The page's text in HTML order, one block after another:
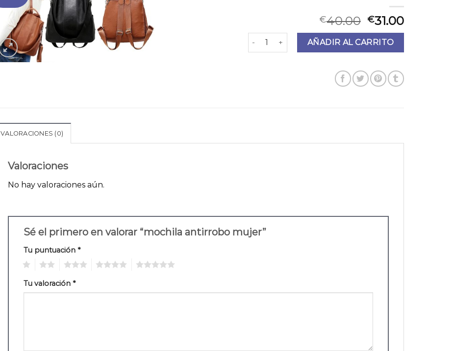
€40.00 €31.00
mochila antirrobo mujer cantidad
AÑADIR AL CARRITO
VALORACIONES (0)
Valoraciones
No hay valoraciones aún.
Sé el primero en valorar “mochila antirrobo mujer”
Tu puntuación *
Tu valoración *